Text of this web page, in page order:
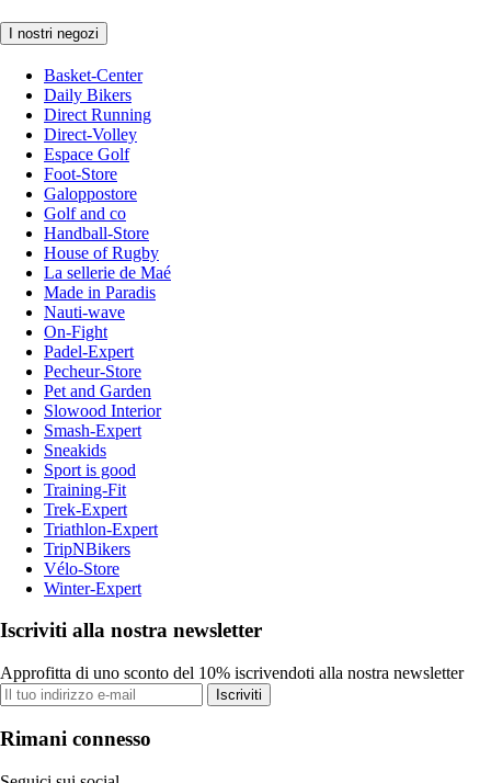
I nostri negozi
Basket-Center
Daily Bikers
Direct Running
Direct-Volley
Espace Golf
Foot-Store
Galoppostore
Golf and co
Handball-Store
House of Rugby
La sellerie de Maé
Made in Paradis
Nauti-wave
On-Fight
Padel-Expert
Pecheur-Store
Pet and Garden
Slowood Interior
Smash-Expert
Sneakids
Sport is good
Training-Fit
Trek-Expert
Triathlon-Expert
TripNBikers
Vélo-Store
Winter-Expert
Iscriviti alla nostra newsletter
Approfitta di uno sconto del 10% iscrivendoti alla nostra newsletter
Iscriviti
Rimani connesso